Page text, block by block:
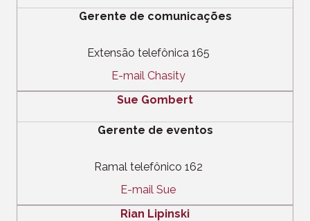
Gerente de comunicações
Extensão telefônica 165
E-mail Chasity
Sue Gombert
Gerente de eventos
Ramal telefônico 162
E-mail Sue
Rian Lipinski